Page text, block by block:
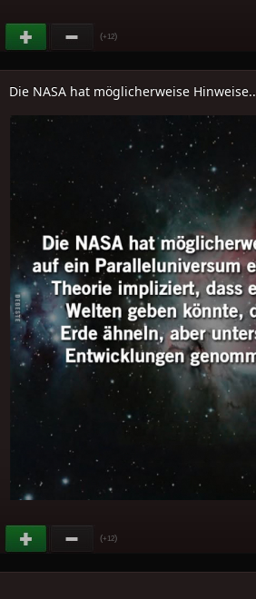
(+12)
Die NASA hat möglicherweise Hinweise..
(+12)